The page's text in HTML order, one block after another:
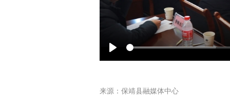
Play
来源：保靖县融媒体中心